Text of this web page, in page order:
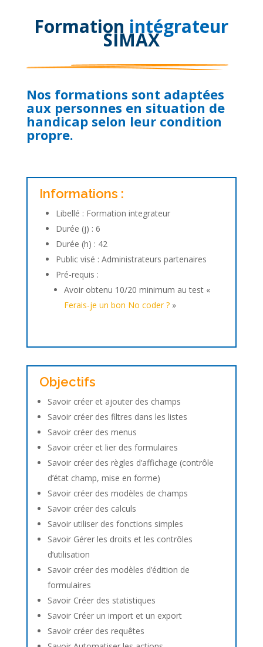
Formation intégrateur
SIMAX
Nos formations sont adaptées
aux personnes en situation de
handicap selon leur condition
propre.
Informations :
Libellé : Formation integrateur
Durée (j) : 6
Durée (h) : 42
Public visé : Administrateurs partenaires
Pré-requis :
Avoir obtenu 10/20 minimum au test «
Ferais-je un bon No coder ?»
Objectifs
Savoir créer et ajouter des champs
Savoir créer des filtres dans les listes
Savoir créer des menus
Savoir créer et lier des formulaires
Savoir créer des règles d’affichage (contrôle
d’état champ, mise en forme)
Savoir créer des modèles de champs
Savoir créer des calculs
Savoir utiliser des fonctions simples
Savoir Gérer les droits et les contrôles
d’utilisation
Savoir créer des modèles d’édition de
formulaires
Savoir Créer des statistiques
Savoir Créer un import et un export
Savoir créer des requêtes